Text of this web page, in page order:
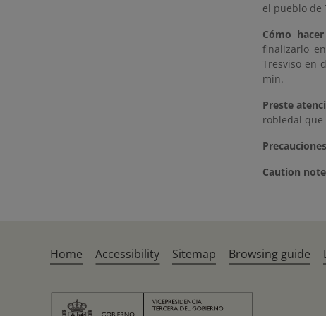
el pueblo de
Cómo
finalizarlo
Tresviso en
min.
Preste
robledal que
Caution
Home Accessibility Sitemap Browsing guide